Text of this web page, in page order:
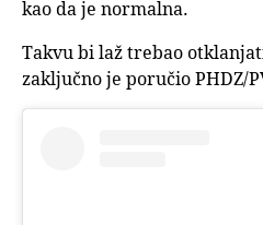
kao da je normalna.
Takvu bi laž trebao
zaključno je poručio PHDZ/